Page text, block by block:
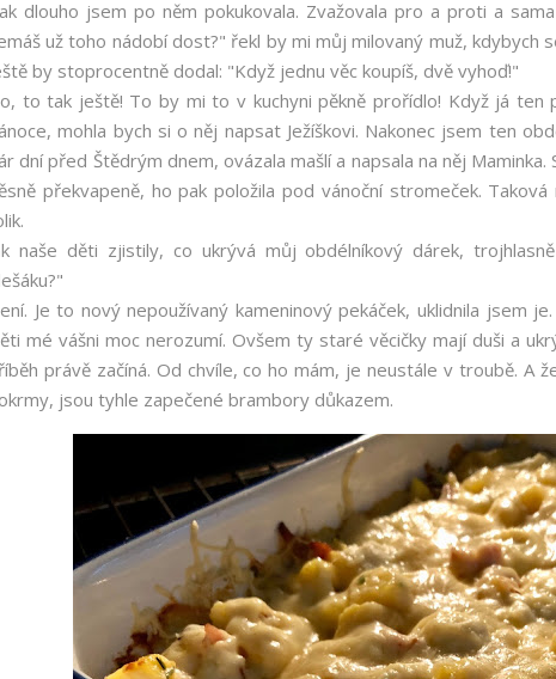
dlouho jsem po něm pokukovala. Zvažovala pro a proti a
už toho nádobí dost?" řekl by mi můj milovaný muž, kdybych
by stoprocentně dodal: "Když jednu věc koupíš, dvě vyhoď!"
to tak ještě! To by mi to v kuchyni pěkně prořídlo! Když já ten
mohla bych si o něj napsat Ježíškovi. Nakonec jsem ten
dní před Štědrým dnem, ovázala mašlí a napsala na něj
překvapeně, ho pak položila pod vánoční stromeček.
naše děti zjistily, co ukrývá můj obdélníkový dárek,
Je to nový nepoužívaný kameninový pekáček, uklidnila jsem
mé vášni moc nerozumí. Ovšem ty staré věcičky mají duši a
právě začíná. Od chvíle, co ho mám, je neustále v troubě. A
jsou tyhle zapečené brambory důkazem.